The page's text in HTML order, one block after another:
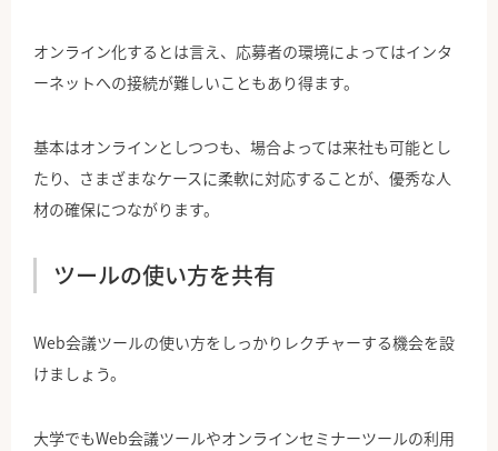
オンライン化するとは言え、応募者の環境によってはインタ
ーネットへの接続が難しいこともあり得ます。
基本はオンラインとしつつも、場合よっては来社も可能とし
たり、さまざまなケースに柔軟に対応することが、優秀な人
材の確保につながります。
ツールの使い方を共有
Web会議ツールの使い方をしっかりレクチャーする機会を設
けましょう。
大学でもWeb会議ツールやオンラインセミナーツールの利用